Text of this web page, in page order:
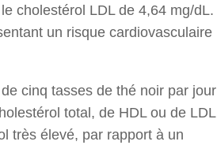
cholestérol LDL de 4,64 mg/dL.
un risque cardiovasculaire
cinq tasses de thé noir par jour
total, de HDL ou de LDL
très élevé, par rapport à un